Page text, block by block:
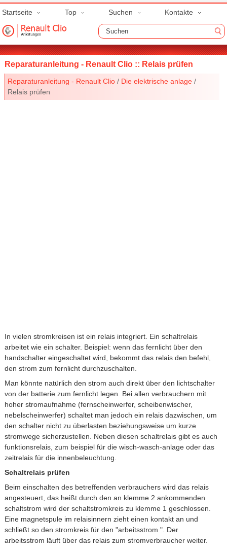
Startseite Top Suchen Kontakte
Reparaturanleitung - Renault Clio :: Relais prüfen
Reparaturanleitung - Renault Clio / Die elektrische anlage /
Relais prüfen
In vielen stromkreisen ist ein relais integriert. Ein schaltrelais
arbeitet wie ein schalter. Beispiel: wenn das fernlicht über den
handschalter eingeschaltet wird, bekommt das relais den befehl,
den strom zum fernlicht durchzuschalten.
Man könnte natürlich den strom auch direkt über den lichtschalter
von der batterie zum fernlicht legen. Bei allen verbrauchern mit
hoher stromaufnahme (fernscheinwerfer, scheibenwischer,
nebelscheinwerfer) schaltet man jedoch ein relais dazwischen, um
den schalter nicht zu überlasten beziehungsweise um kurze
stromwege sicherzustellen. Neben diesen schaltrelais gibt es auch
funktionsrelais, zum beispiel für die wisch-wasch-anlage oder das
zeitrelais für die innenbeleuchtung.
Schaltrelais prüfen
Beim einschalten des betreffenden verbrauchers wird das relais
angesteuert, das heißt durch den an klemme 2 ankommenden
schaltstrom wird der schaltstromkreis zu klemme 1 geschlossen.
Eine magnetspule im relaisinnern zieht einen kontakt an und
schließt so den stromkreis für den "arbeitsstrom ". Der
arbeitsstrom läuft über das relais zum stromverbraucher weiter.